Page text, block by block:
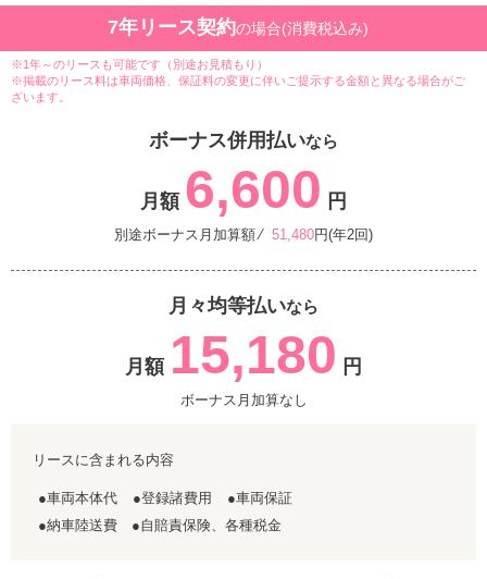
7年リース契約の場合(消費税込み)
※1年～のリースも可能です（別途お見積もり）
※掲載のリース料は車両価格、保証料の変更に伴いご提示する金額と異なる場合がご
ざいます。
ボーナス併用払いなら
月額 6,600 円
別途ボーナス月加算額 ⁄ 51,480円(年2回)
月々均等払いなら
月額 15,180 円
ボーナス月加算なし
リースに含まれる内容
●車両本体代 ●登録諸費用
●車両保証
●納車陸送費 ●自賠責保険、各種税金